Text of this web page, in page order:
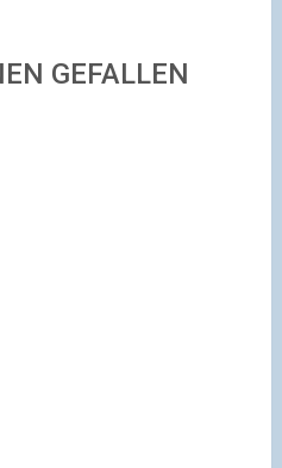
GEFALLEN